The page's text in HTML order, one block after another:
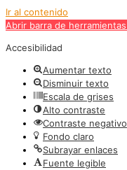
Ir al contenido
Abrir barra de herramientas
Accesibilidad
Aumentar texto
Disminuir texto
Escala de grises
Alto contraste
Contraste negativo
Fondo claro
Subrayar enlaces
Fuente legible